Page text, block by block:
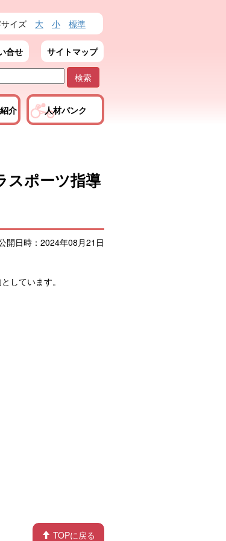
イズ 大 小 標準
合せ サイトマップ
介 人材バンク
ポーツ指導
開日時：2024年08月21日
しています。
TOPに戻る